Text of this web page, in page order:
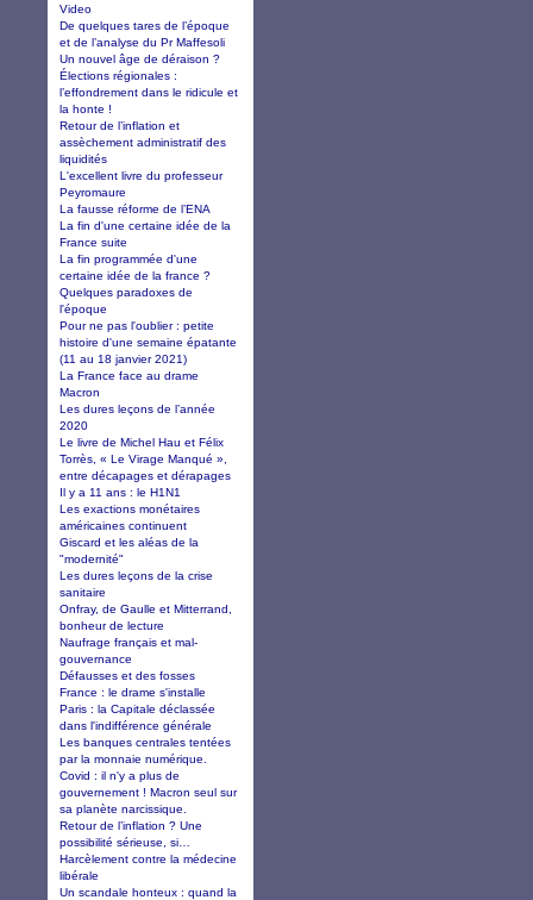
Video
De quelques tares de l’époque
et de l’analyse du Pr Maffesoli
Un nouvel âge de déraison ?
Élections régionales :
l’effondrement dans le ridicule et
la honte !
Retour de l’inflation et
assèchement administratif des
liquidités
L'excellent livre du professeur
Peyromaure
La fausse réforme de l’ENA
La fin d'une certaine idée de la
France suite
La fin programmée d'une
certaine idée de la france ?
Quelques paradoxes de
l'époque
Pour ne pas l'oublier : petite
histoire d'une semaine épatante
(11 au 18 janvier 2021)
La France face au drame
Macron
Les dures leçons de l’année
2020
Le livre de Michel Hau et Félix
Torrès, « Le Virage Manqué »,
entre décapages et dérapages
Il y a 11 ans : le H1N1
Les exactions monétaires
américaines continuent
Giscard et les aléas de la
"modernité"
Les dures leçons de la crise
sanitaire
Onfray, de Gaulle et Mitterrand,
bonheur de lecture
Naufrage français et mal-
gouvernance
Défausses et des fosses
France : le drame s'installe
Paris : la Capitale déclassée
dans l'indifférence générale
Les banques centrales tentées
par la monnaie numérique.
Covid : il n'y a plus de
gouvernement ! Macron seul sur
sa planète narcissique.
Retour de l’inflation ? Une
possibilité sérieuse, si…
Harcèlement contre la médecine
libérale
Un scandale honteux : quand la